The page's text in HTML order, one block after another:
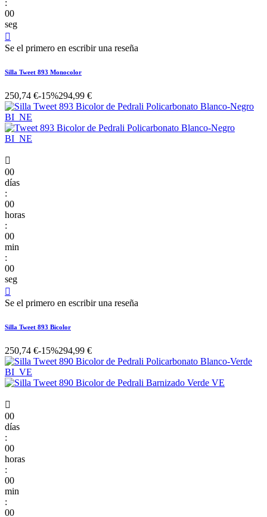
:
00
seg

Se el primero en escribir una reseña
Silla Tweet 893 Monocolor
250,74 €-15%294,99 €

00
días
:
00
horas
:
00
min
:
00
seg

Se el primero en escribir una reseña
Silla Tweet 893 Bicolor
250,74 €-15%294,99 €

00
días
:
00
horas
:
00
min
:
00